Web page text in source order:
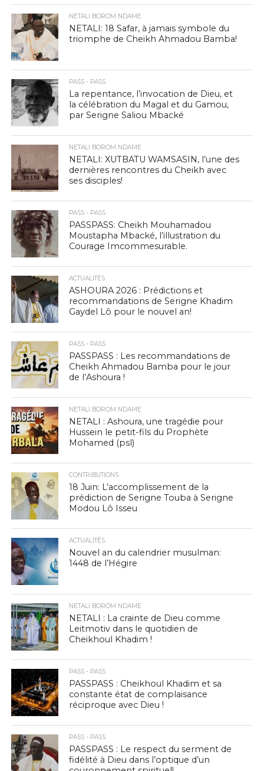
NETALI BOROM NDAME
NETALI: 18 Safar, à jamais symbole du
triomphe de Cheikh Ahmadou Bamba!
PASS - PASS
La repentance, l’invocation de Dieu, et
la célébration du Magal et du Gamou,
par Serigne Saliou Mbacké
NETALI BOROM NDAME
NETALI: XUTBATU WAMSASIN, l’une des
dernières rencontres du Cheikh avec
ses disciples!
PASS - PASS
PASSPASS: Cheikh Mouhamadou
Moustapha Mbacké, l’illustration du
Courage Imcommesurable.
ACTUALITÉS
ASHOURA 2026 : Prédictions et
recommandations de Serigne Khadim
Gaydel Lô pour le nouvel an!
PASS - PASS
PASSPASS : Les recommandations de
Cheikh Ahmadou Bamba pour le jour
de l’Ashoura !
NETALI BOROM NDAME
NETALI : Ashoura, une tragédie pour
Hussein le petit-fils du Prophète
Mohamed (psl)
CONTRIBUTIONS
18 Juin: L’accomplissement de la
prédiction de Serigne Touba à Serigne
Modou Lô Isseu
ACTUALITÉS
Nouvel an du calendrier musulman:
1448 de l’Hégire
NETALI BOROM NDAME
NETALI : La crainte de Dieu comme
Leitmotiv dans le quotidien de
Cheikhoul Khadim !
PASS - PASS
PASSPASS : Cheikhoul Khadim et sa
constante état de complaisance
réciproque avec Dieu !
PASS - PASS
PASSPASS : Le respect du serment de
fidélité à Dieu dans l’optique d’un